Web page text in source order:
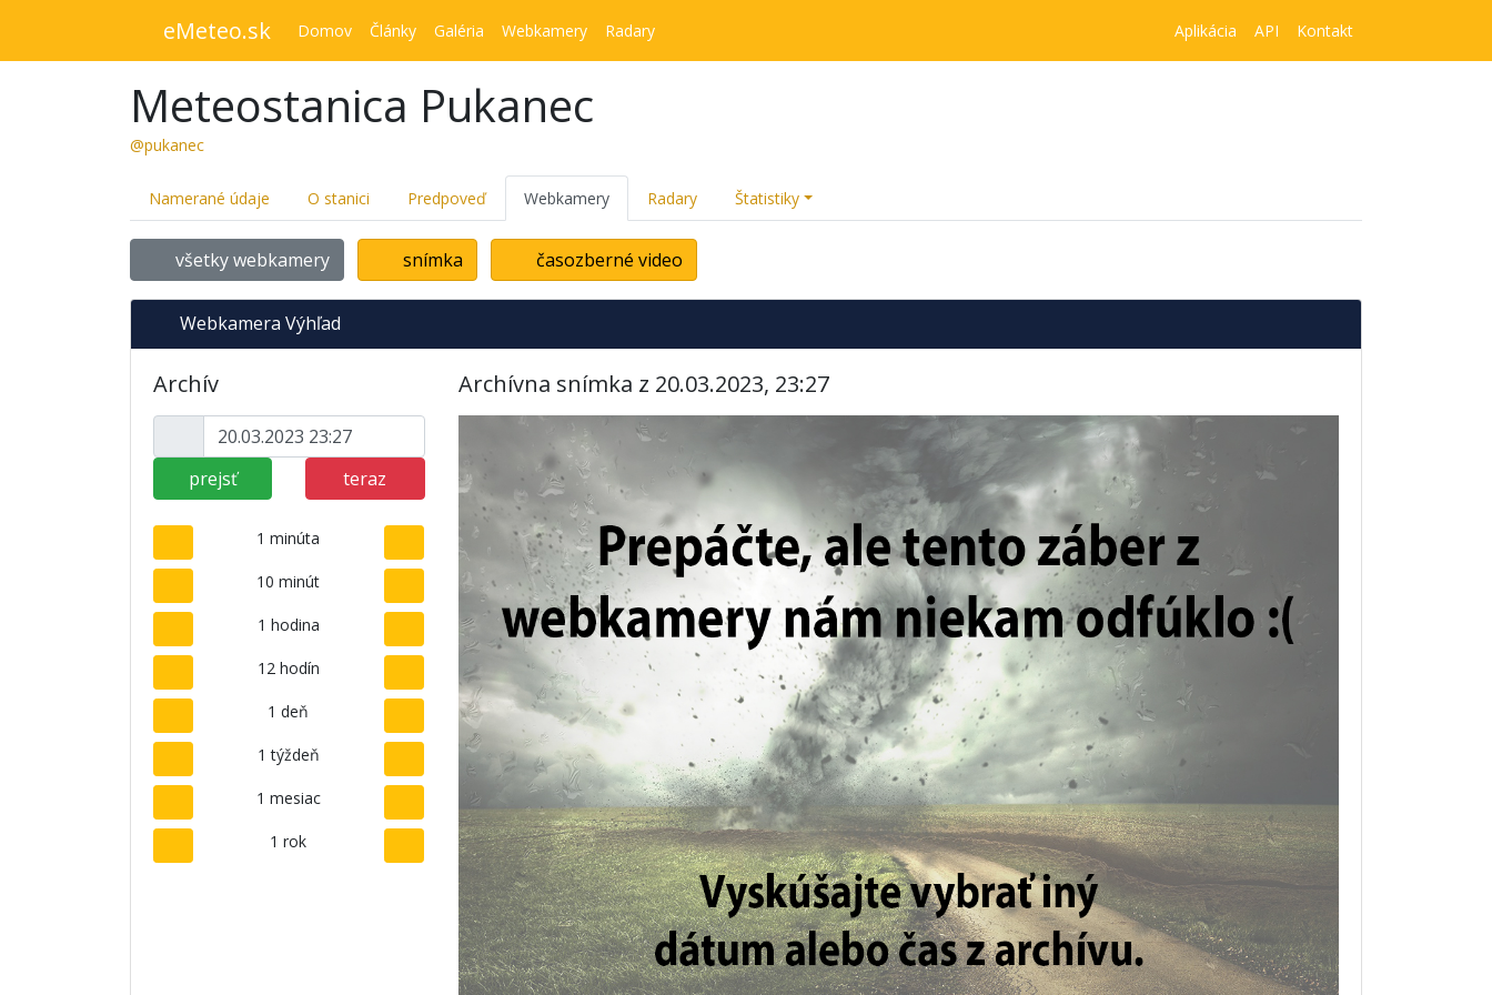
eMeteo.sk Domov Články Galéria Webkamery Radary Aplikácia API Kontakt
Meteostanica Pukanec
@pukanec
Namerané údaje O stanici Predpoveď Webkamery Radary Štatistiky
všetky webkamery snímka časozberné video
Webkamera Výhľad
Archív
prejsť teraz
1 minúta
10 minút
1 hodina
12 hodín
1 deň
1 týždeň
1 mesiac
1 rok
Archívna snímka z 20.03.2023, 23:27